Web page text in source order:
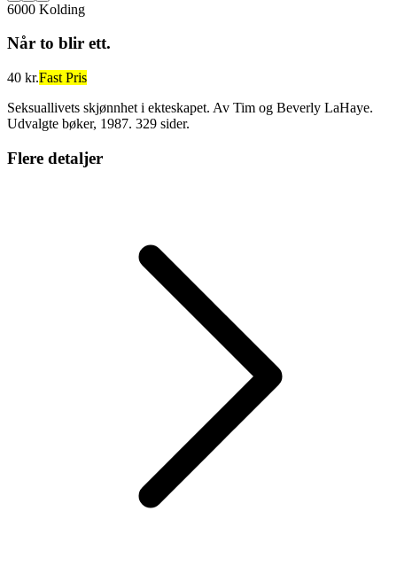
6000 Kolding
Når to blir ett.
40 kr.Fast Pris
Seksuallivets skjønnhet i ekteskapet. Av Tim og Beverly LaHaye.
Udvalgte bøker, 1987. 329 sider.
Flere detaljer